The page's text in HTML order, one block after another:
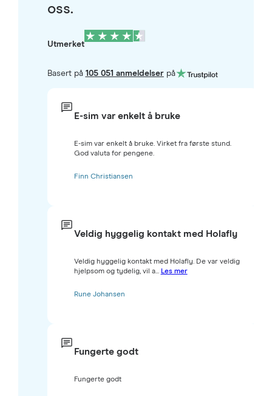
oss.
Utmerket
Basert på 105 051 anmeldelserpå
E-sim var enkelt å bruke
E-sim var enkelt å bruke. Virket fra første stund.
God valuta for pengene.
Finn Christiansen
Veldig hyggelig kontakt med Holafly
Veldig hyggelig kontakt med Holafly. De var veldig
hjelpsom og tydelig, vil a... Les mer
Rune Johansen
Fungerte godt
Fungerte godt